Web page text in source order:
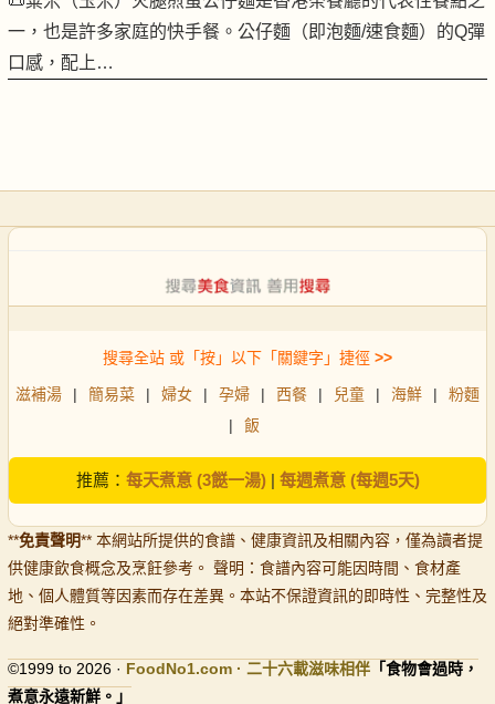
一，也是許多家庭的快手餐。公仔麵（即泡麵/速食麵）的Q彈
口感，配上…
搜尋全站 或「按」以下「關鍵字」捷徑 >>
滋補湯 | 簡易菜 | 婦女 | 孕婦 | 西餐 | 兒童 | 海鮮 |
粉麵
|
飯
推薦： 每天煮意 (3餸一湯)| 每週煮意 (每週5天)
**免責聲明** 本網站所提供的食譜、健康資訊及相關內容，僅為讀者提
供健康飲食概念及烹飪參考。 聲明：食譜內容可能因時間、食材產
地、個人體質等因素而存在差異。本站不保證資訊的即時性、完整性及
絕對準確性。
©1999 to 2026 · FoodNo1.com · 二十六載滋味相伴 「食物會過時，
煮意永遠新鮮。」